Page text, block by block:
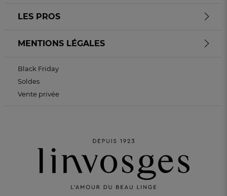
PAIEMENT EN 3 FOIS
LES PROS
MENTIONS LÉGALES
Black Friday
Soldes
Vente privée